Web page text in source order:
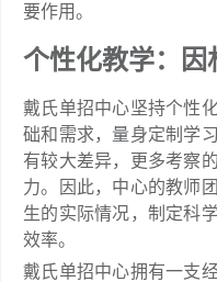
要作用。
个性化教学：因
戴氏单招中心坚持个性
础和需求，量身定制学
有较大差异，更多考察
力。因此，中心的教师
生的实际情况，制定科
效率。
戴氏单招中心拥有一支